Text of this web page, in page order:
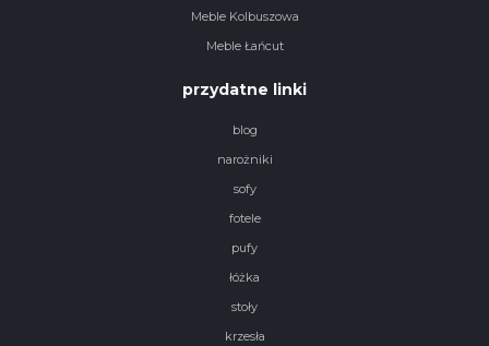
Meble Kolbuszowa
Meble Łańcut
przydatne linki
blog
narożniki
sofy
fotele
pufy
łóżka
stoły
krzesła